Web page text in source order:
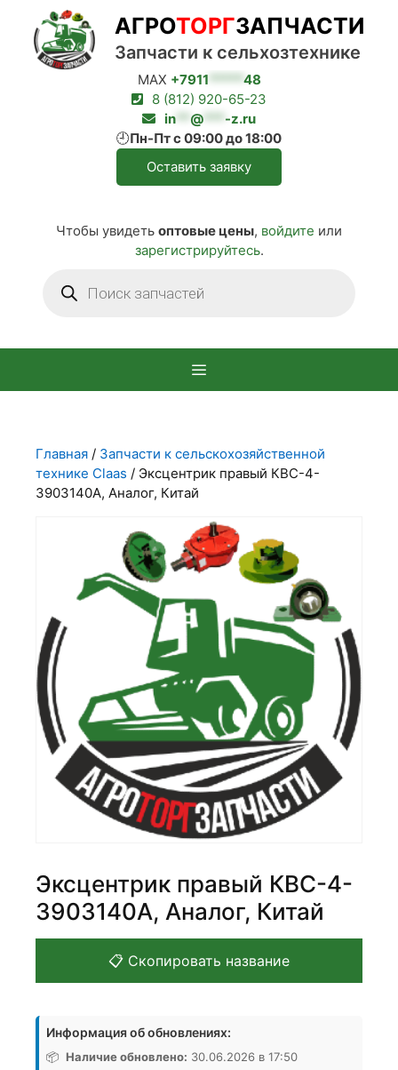
Перейти
содержимому
MAX +7911 ***** 48
8 (812) 920-65-23
in
@ *** -z.ru
🕘Пн-Пт с 09:00 до 18:00
Оставить заявку
Чтобы увидеть оптовые цены, войдите или
зарегистрируйтесь.
товаров
АГРОТОРГЗАПЧАСТИ
Запчасти к сельхозтехнике
Главная / Запчасти к сельскохозяйственной
технике Claas / Эксцентрик правый КВС-4-
3903140А, Аналог, Китай
Эксцентрик правый КВС-4-
3903140А, Аналог, Китай
📋 Скопировать название
Информация об обновлениях:
📦 Наличие обновлено: 30.06.2026 в 17:50